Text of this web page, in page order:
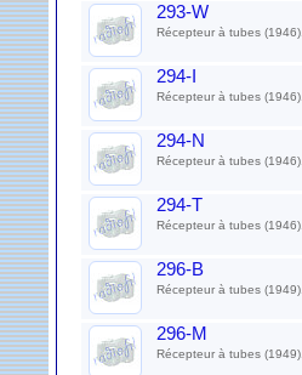
293-W
Récepteur à tubes (1946).
294-I
Récepteur à tubes (1946).
294-N
Récepteur à tubes (1946).
294-T
Récepteur à tubes (1946).
296-B
Récepteur à tubes (1949).
296-M
Récepteur à tubes (1949).